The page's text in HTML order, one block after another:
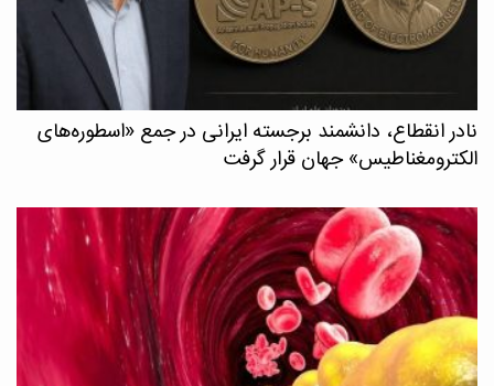
نادر انقطاع، دانشمند برجسته ایرانی در جمع «اسطوره‌های
الکترومغناطیس» جهان قرار گرفت